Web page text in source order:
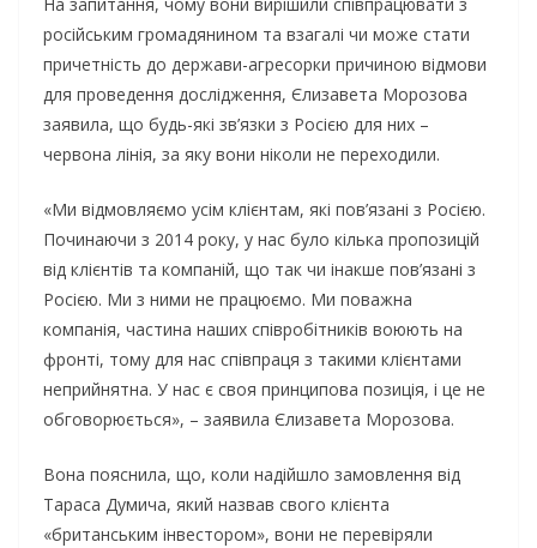
На запитання, чому вони вирішили співпрацювати з
російським громадянином та взагалі чи може стати
причетність до держави-агресорки причиною відмови
для проведення дослідження, Єлизавета Морозова
заявила, що будь-які зв’язки з Росією для них –
червона лінія, за яку вони ніколи не переходили.
«Ми відмовляємо усім клієнтам, які пов’язані з Росією.
Починаючи з 2014 року, у нас було кілька пропозицій
від клієнтів та компаній, що так чи інакше пов’язані з
Росією. Ми з ними не працюємо. Ми поважна
компанія, частина наших співробітників воюють на
фронті, тому для нас співпраця з такими клієнтами
неприйнятна. У нас є своя принципова позиція, і це не
обговорюється», – заявила Єлизавета Морозова.
Вона пояснила, що, коли надійшло замовлення від
Тараса Думича, який назвав свого клієнта
«британським інвестором», вони не перевіряли